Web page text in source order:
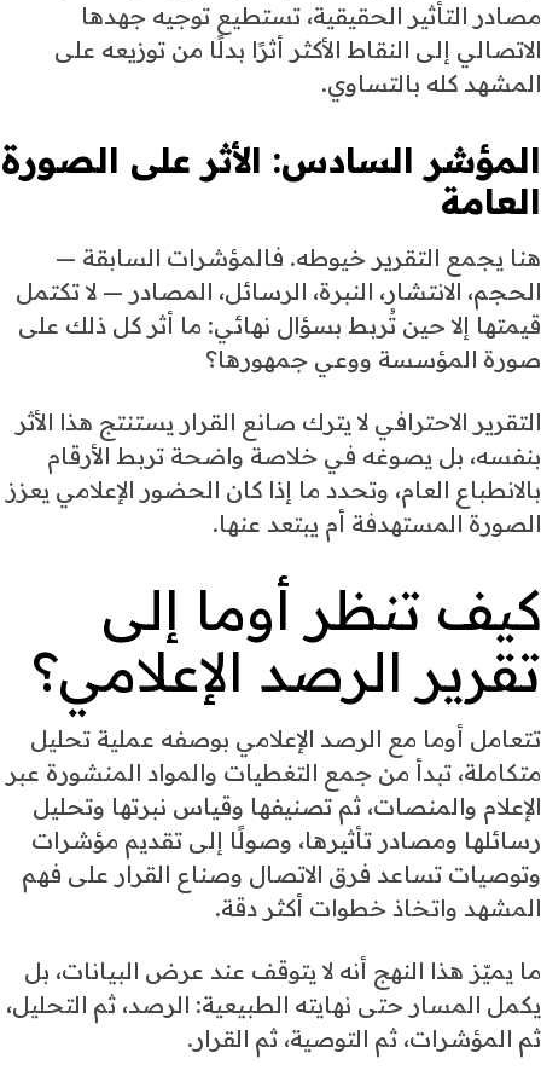
مصادر التأثير الحقيقية، تستطيع توجيه جهدها
الاتصالي إلى النقاط الأكثر أثرًا بدلًا من توزيعه على
المشهد كله بالتساوي.
المؤشر السادس: الأثر على الصورة
العامة
هنا يجمع التقرير خيوطه. فالمؤشرات السابقة —
الحجم، الانتشار، النبرة، الرسائل، المصادر — لا تكتمل
قيمتها إلا حين تُربط بسؤال نهائي: ما أثر كل ذلك على
صورة المؤسسة ووعي جمهورها؟
التقرير الاحترافي لا يترك صانع القرار يستنتج هذا الأثر
بنفسه، بل يصوغه في خلاصة واضحة تربط الأرقام
بالانطباع العام، وتحدد ما إذا كان الحضور الإعلامي يعزز
الصورة المستهدفة أم يبتعد عنها.
كيف تنظر أوما إلى
تقرير الرصد الإعلامي؟
تتعامل أوما مع الرصد الإعلامي بوصفه عملية تحليل
متكاملة، تبدأ من جمع التغطيات والمواد المنشورة عبر
الإعلام والمنصات، ثم تصنيفها وقياس نبرتها وتحليل
رسائلها ومصادر تأثيرها، وصولًا إلى تقديم مؤشرات
وتوصيات تساعد فرق الاتصال وصناع القرار على فهم
المشهد واتخاذ خطوات أكثر دقة.
ما يميّز هذا النهج أنه لا يتوقف عند عرض البيانات، بل
يكمل المسار حتى نهايته الطبيعية: الرصد، ثم التحليل،
ثم المؤشرات، ثم التوصية، ثم القرار.